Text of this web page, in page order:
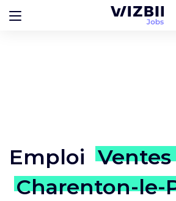
Emploi Ventes
Charenton-le-